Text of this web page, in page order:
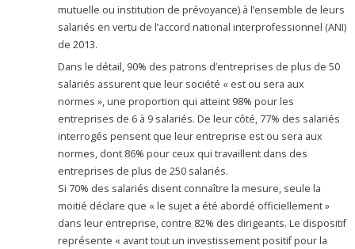
mutuelle ou institution de prévoyance) à l’ensemble de leurs
salariés en vertu de l’accord national interprofessionnel (ANI)
de 2013.
Dans le détail, 90% des patrons d’entreprises de plus de 50
salariés assurent que leur société « est ou sera aux
normes », une proportion qui atteint 98% pour les
entreprises de 6 à 9 salariés. De leur côté, 77% des salariés
interrogés pensent que leur entreprise est ou sera aux
normes, dont 86% pour ceux qui travaillent dans des
entreprises de plus de 250 salariés.
Si 70% des salariés disent connaître la mesure, seule la
moitié déclare que « le sujet a été abordé officiellement »
dans leur entreprise, contre 82% des dirigeants. Le dispositif
représente « avant tout un investissement positif pour la